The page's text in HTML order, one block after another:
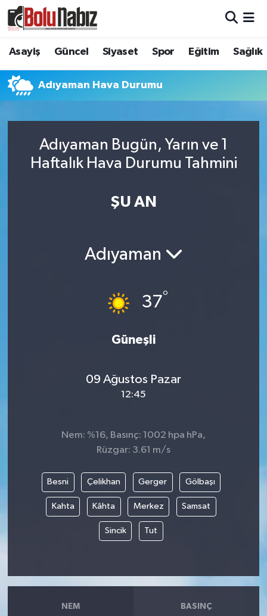
Asayiş Güncel Siyaset Spor Eğitim Sağlık
Adıyaman Hava Durumu
Adıyaman Bugün, Yarın ve 1
Haftalık Hava Durumu Tahmini
ŞU AN
Adıyaman
37°
Güneşli
09 Ağustos Pazar
12:45
Nem: %16, Basınç: 1002 hpa hPa,
Rüzgar: 3.61 m/s
Besni Çelikhan Gerger Gölbaşı
Kahta Kâhta Merkez Samsat
Sincik Tut
NEM BASINÇ
Bolu Trafik Yoğunluk Haritası
Süper Lig Puan Durumu ve Fikstür
Haber Arşivi